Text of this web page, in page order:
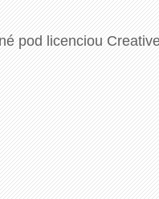
pod licenciou